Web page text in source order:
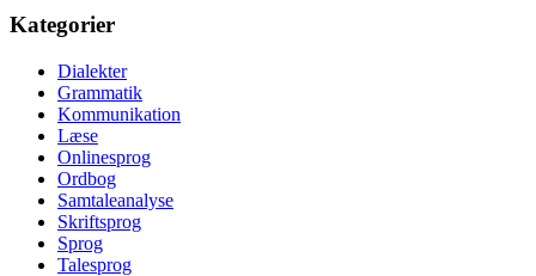
Kategorier
Dialekter
Grammatik
Kommunikation
Læse
Onlinesprog
Ordbog
Samtaleanalyse
Skriftsprog
Sprog
Talesprog